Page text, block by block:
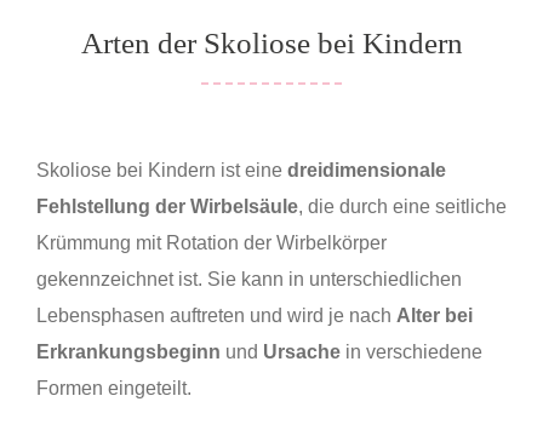
Arten der Skoliose bei Kindern
Skoliose bei Kindern ist eine dreidimensionale
Fehlstellung der Wirbelsäule, die durch eine seitliche
Krümmung mit Rotation der Wirbelkörper
gekennzeichnet ist. Sie kann in unterschiedlichen
Lebensphasen auftreten und wird je nach Alter bei
Erkrankungsbeginn und Ursache in verschiedene
Formen eingeteilt.